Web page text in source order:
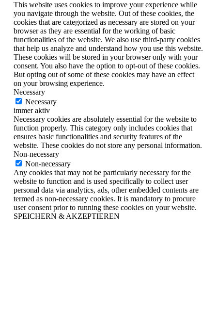
This website uses cookies to improve your experience while
you navigate through the website. Out of these cookies, the
cookies that are categorized as necessary are stored on your
browser as they are essential for the working of basic
functionalities of the website. We also use third-party cookies
that help us analyze and understand how you use this website.
These cookies will be stored in your browser only with your
consent. You also have the option to opt-out of these cookies.
But opting out of some of these cookies may have an effect
on your browsing experience.
Necessary
Necessary
immer aktiv
Necessary cookies are absolutely essential for the website to
function properly. This category only includes cookies that
ensures basic functionalities and security features of the
website. These cookies do not store any personal information.
Non-necessary
Non-necessary
Any cookies that may not be particularly necessary for the
website to function and is used specifically to collect user
personal data via analytics, ads, other embedded contents are
termed as non-necessary cookies. It is mandatory to procure
user consent prior to running these cookies on your website.
SPEICHERN & AKZEPTIEREN